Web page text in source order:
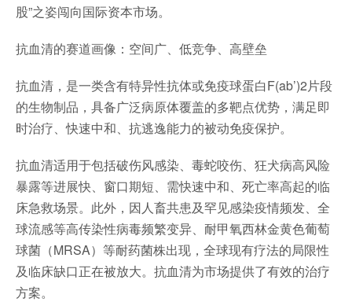
股”之姿闯向国际资本市场。
抗血清的赛道画像：空间广、低竞争、高壁垒
抗血清，是一类含有特异性抗体或免疫球蛋白F(ab’)2片段
的生物制品，具备广泛病原体覆盖的多靶点优势，满足即
时治疗、快速中和、抗逃逸能力的被动免疫保护。
抗血清适用于包括破伤风感染、毒蛇咬伤、狂犬病高风险
暴露等进展快、窗口期短、需快速中和、死亡率高起的临
床急救场景。此外，因人畜共患及罕见感染疫情频发、全
球流感等高传染性病毒频繁变异、耐甲氧西林金黄色葡萄
球菌（MRSA）等耐药菌株出现，全球现有疗法的局限性
及临床缺口正在被放大。抗血清为市场提供了有效的治疗
方案。